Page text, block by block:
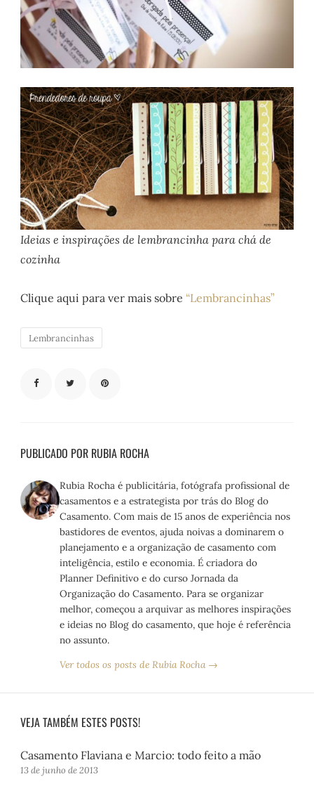
Ideias e inspirações de lembrancinha para chá de
cozinha
Clique aqui para ver mais sobre“Lembrancinhas”
Lembrancinhas
PUBLICADO POR RUBIA ROCHA
Rubia Rocha é publicitária, fotógrafa profissional de
casamentos e a estrategista por trás do Blog do
Casamento. Com mais de 15 anos de experiência nos
bastidores de eventos, ajuda noivas a dominarem o
planejamento e a organização de casamento com
inteligência, estilo e economia. É criadora do
Planner Definitivo e do curso Jornada da
Organização do Casamento. Para se organizar
melhor, começou a arquivar as melhores inspirações
e ideias no Blog do casamento, que hoje é referência
no assunto.
Ver todos os posts de Rubia Rocha →
VEJA TAMBÉM ESTES POSTS!
Casamento Flaviana e Marcio: todo feito a mão
13 de junho de 2013